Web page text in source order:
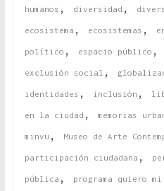
humanos , diversidad ,
ecosistema , ecosistemas ,
político , espacio público ,
exclusión social ,
identidades , inclusión ,
en la ciudad , memorias
minvu , Museo de Arte
participación ciudadana ,
pública , programa quiero